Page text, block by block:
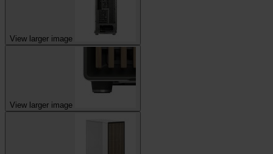
View larger image
View larger image